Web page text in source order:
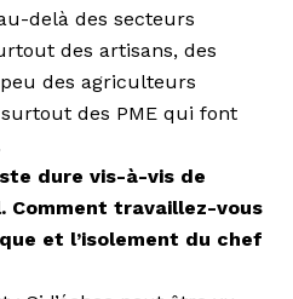
delà des secteurs
des artisans, des
des agriculteurs
des PME qui font
dure vis-à-vis de
Comment travaillez-vous
et l’isolement du chef